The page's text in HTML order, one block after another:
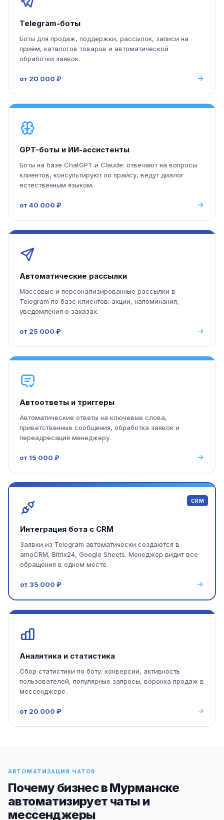
Telegram-боты
Боты для продаж, поддержки, рассылок, записи на
приём, каталогов товаров и автоматической
обработки заявок.
от 20 000 ₽
GPT-боты и ИИ-ассистенты
Боты на базе ChatGPT и Claude: отвечают на вопросы
клиентов, консультируют по прайсу, ведут диалог
естественным языком.
от 40 000 ₽
Автоматические рассылки
Массовые и персонализированные рассылки в
Telegram по базе клиентов: акции, напоминания,
уведомления о заказах.
от 25 000 ₽
Автоответы и триггеры
Автоматические ответы на ключевые слова,
приветственные сообщения, обработка заявок и
переадресация менеджеру.
от 15 000 ₽
CRM
Интеграция бота с CRM
Заявки из Telegram автоматически создаются в
amoCRM, Bitrix24, Google Sheets. Менеджер видит все
обращения в одном месте.
от 35 000 ₽
Аналитика и статистика
Сбор статистики по боту: конверсии, активность
пользователей, популярные запросы, воронка продаж в
мессенджере.
от 20 000 ₽
АВТОМАТИЗАЦИЯ ЧАТОВ
Почему бизнес в Мурманске
автоматизирует чаты и
мессенджеры